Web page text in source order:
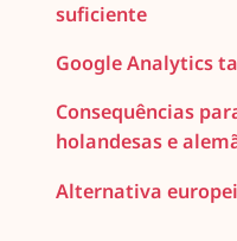
suficiente
Google Analytics
Consequências
holandesas e
Alternativa